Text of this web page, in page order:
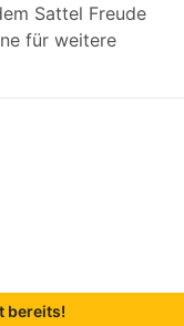
Sattel Freude
für weitere
bereits!